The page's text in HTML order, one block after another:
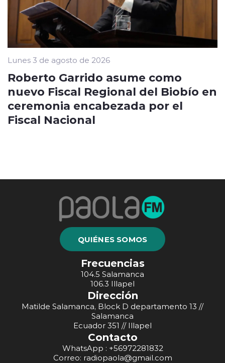
Lunes 3 de agosto de 2026
Roberto Garrido asume como
nuevo Fiscal Regional del Biobío en
ceremonia encabezada por el
Fiscal Nacional
QUIÉNES SOMOS
Frecuencias
104.5 Salamanca
106.3 Illapel
Dirección
Matilde Salamanca, Block D departamento 13 //
Salamanca
Ecuador 351 // Illapel
Contacto
WhatsApp : +56972281832
Correo: radiopaola@gmail.com